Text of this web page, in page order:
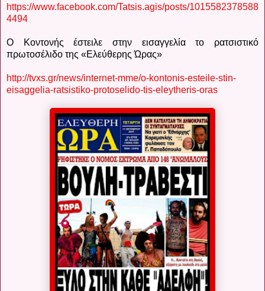
https://www.facebook.com/Tatsis.agis/posts/1015582378588
4494
Ο Κοντονής έστειλε στην εισαγγελία το ρατσιστικό
πρωτοσέλιδο της «Ελεύθερης Ώρας»
http://tvxs.gr/news/internet-mme/o-kontonis-esteile-stin-
eisaggelia-ratsistiko-protoselido-tis-eleytheris-oras